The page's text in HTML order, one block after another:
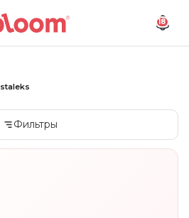
18
staleks
Фильтры